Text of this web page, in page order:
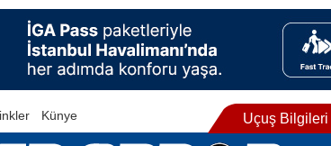
Künye Uçuş Bilgileri